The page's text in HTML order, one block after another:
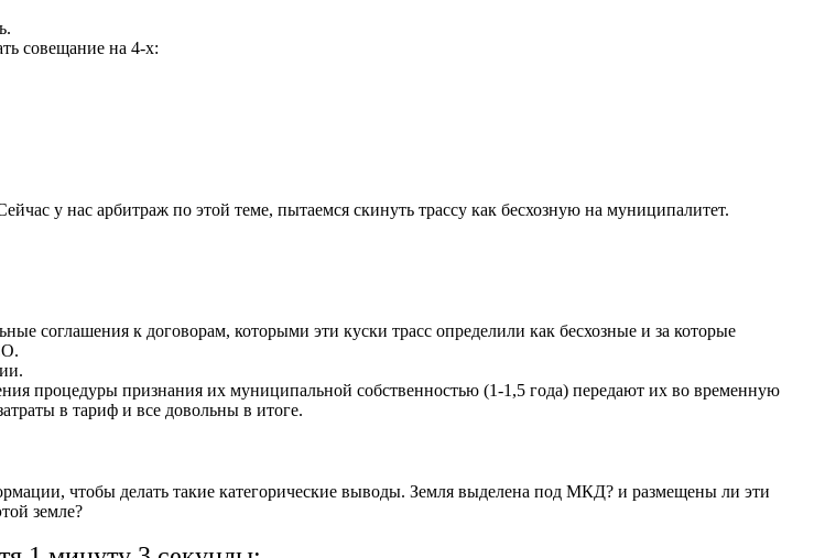
совещание на 4-х:
у нас арбитраж по этой теме, пытаемся скинуть трассу как бесхозную на муниципалитет.
соглашения к договорам, которыми эти куски трасс определили как бесхозные и за которые
процедуры признания их муниципальной собственностью (1-1,5 года) передают их во временную
в тариф и все довольны в итоге.
чтобы делать такие категорические выводы. Земля выделена под МКД? и размещены ли эти
земле?